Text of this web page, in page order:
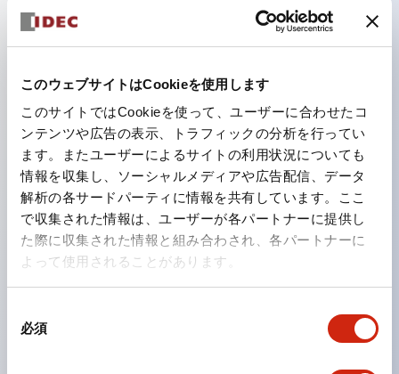
このウェブサイトはCookieを使用します
このサイトではCookieを使って、ユーザーに合わせたコ
ンテンツや広告の表示、トラフィックの分析を行ってい
ます。またユーザーによるサイトの利用状況についても
情報を収集し、ソーシャルメディアや広告配信、データ
解析の各サードパーティに情報を共有しています。ここ
で収集された情報は、ユーザーが各パートナーに提供し
た際に収集された情報と組み合わされ、各パートナーに
よって使用されることがあります。
必須
照光ユニットの低電圧タイプ(6～24Vタイプ)は2026
フィンガープロテクション構造、ねじアップ端子構造、
保護構造IP20に対応したHW-U形コンタクトブロック
を搭載。
高電圧タイプのLED球が搭載可能になり、ダイレクト
タイプの定格使用電圧が最大240Vまで対応可能になり
ました。
ひとつで6色の役をこなすLED球（LSRD球）。これま
UL、CSA、TÜV、CCC認証品。